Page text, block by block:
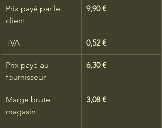
Prix payé par le
client
9,90 €
TVA 0,52 €
Prix payé au
fournisseur
6,30 €
Marge brute
magasin
3,08 €